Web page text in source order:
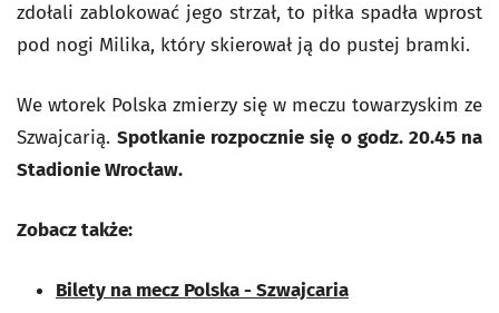
zdołali zablokować jego strzał, to piłka spadła wprost
pod nogi Milika, który skierował ją do pustej bramki.
We wtorek Polska zmierzy się w meczu towarzyskim ze
Szwajcarią.Spotkanie rozpocznie się o godz. 20.45 na
Stadionie Wrocław.
Zobacz także:
Bilety na mecz Polska - Szwajcaria